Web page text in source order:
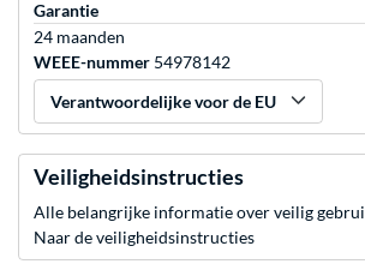
Garantie
24 maanden
WEEE-nummer 54978142
Verantwoordelijke voor de EU
Veiligheidsinstructies
Alle belangrijke informatie over veilig
Naar de veiligheidsinstructies